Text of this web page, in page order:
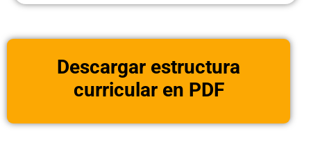
Descargar estructura
curricular en PDF